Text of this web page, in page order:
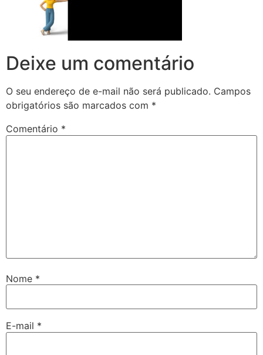
Deixe um comentário
O seu endereço de e-mail não será publicado. Campos
obrigatórios são marcados com *
Comentário *
Nome *
E-mail *